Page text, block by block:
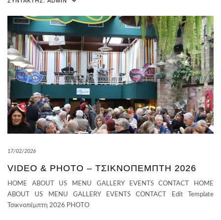
17/02/2026
VIDEO & PHOTO – ΤΣΙΚΝΟΠΈΜΠΤΗ 2026
HOME ABOUT US MENU GALLERY EVENTS CONTACT HOME
ABOUT US MENU GALLERY EVENTS CONTACT Edit Template
Τσικνοπέμπτη 2026 PHOTO